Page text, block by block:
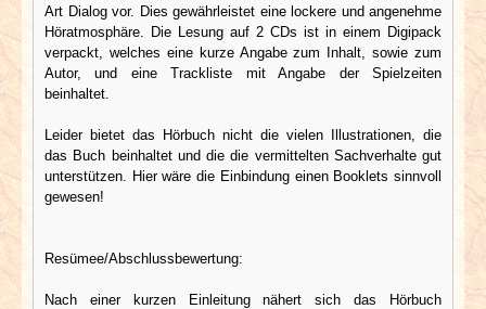
Art Dialog vor. Dies gewährleistet eine lockere und angenehme
Höratmosphäre. Die Lesung auf 2 CDs ist in einem Digipack
verpackt, welches eine kurze Angabe zum Inhalt, sowie zum
Autor, und eine Trackliste mit Angabe der Spielzeiten
beinhaltet.
Leider bietet das Hörbuch nicht die vielen Illustrationen, die
das Buch beinhaltet und die die vermittelten Sachverhalte gut
unterstützen. Hier wäre die Einbindung einen Booklets sinnvoll
gewesen!
Resümee/Abschlussbewertung:
Nach einer kurzen Einleitung nähert sich das Hörbuch